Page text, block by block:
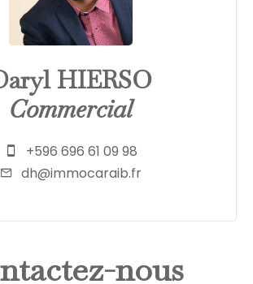
HIERSO
Commercial
+596 696 61 09 98
dh@immocaraib.fr
nous